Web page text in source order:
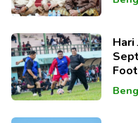
Hari